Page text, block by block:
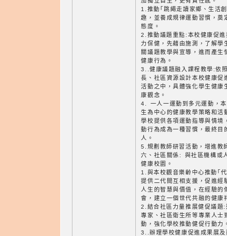
1.推動｢跳繩走讀家鄉、生活
趣，並養成規律運動習慣，奠
態度。
2.推動議題重點:本校健康促
力保健，先藉由施測，了解學
關議題教學與宣導，進而產生
健康行為。
3..健康議題融入課程教學:依
長、社區資源設計本校健康促
活動之中，具體強化學生健康
康觀念。
4. 一人一運動到多元運動，
生為中心的健康教學策略和活
學校提供各項運動指導與情境
動行為成為一種習慣，最終目
人。
5.規劃教師研習活動，增進教
六、社區關係: 與社區機構或
健康校園。
1.與本校觀音樂齡中心推動｢
提供二代間互相支援，促進經
人生的智慧與價值，在經驗的
會，建立一個世代共融的健康
2.結合社區力量推展健促議題
專家、社區衛生所等專業人士
動，強化學校推動健促行動力
3..辦理學校健康促進成果展